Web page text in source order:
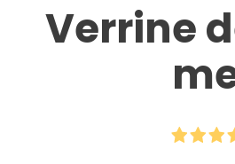
Verrine